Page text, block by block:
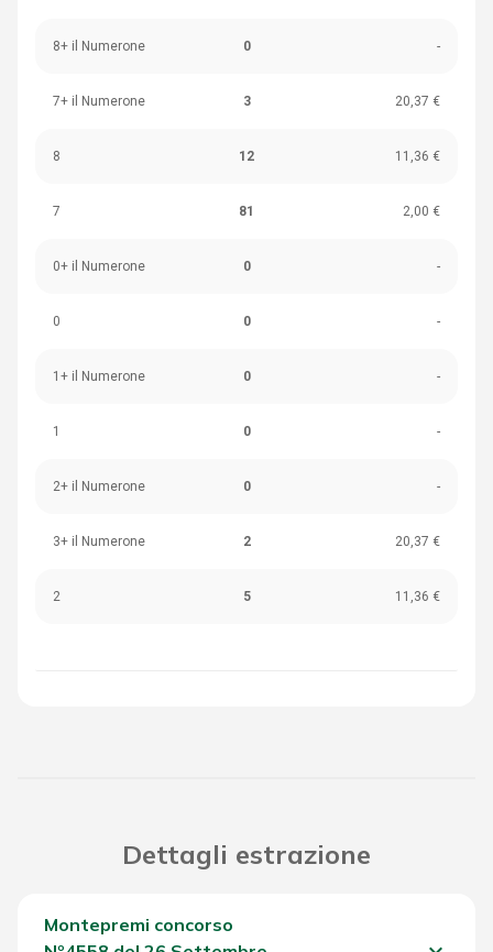
8+ il Numerone 0 -
7+ il Numerone 3 20,37 €
8 12 11,36 €
7 81 2,00 €
0+ il Numerone 0 -
0 0 -
1+ il Numerone 0 -
1 0 -
2+ il Numerone 0 -
3+ il Numerone 2 20,37 €
2 5 11,36 €
Dettagli estrazione
Montepremi concorso